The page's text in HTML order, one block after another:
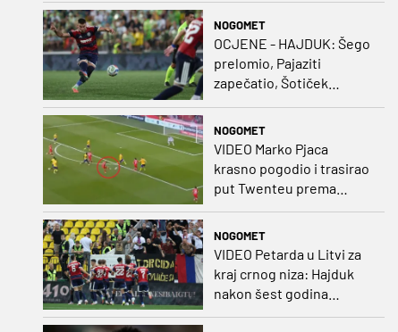
NOGOMET
OCJENE - HAJDUK: Šego
prelomio, Pajaziti
zapečatio, Šotiček
NOGOMET
VIDEO Marko Pjaca
krasno pogodio i trasirao
put Twenteu prema
važnoj pobjedi
NOGOMET
VIDEO Petarda u Litvi za
kraj crnog niza: Hajduk
nakon šest godina